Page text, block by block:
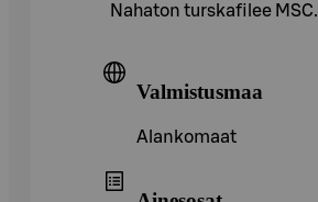
Nahaton turskafilee MSC.
Valmistusmaa
Alankomaat